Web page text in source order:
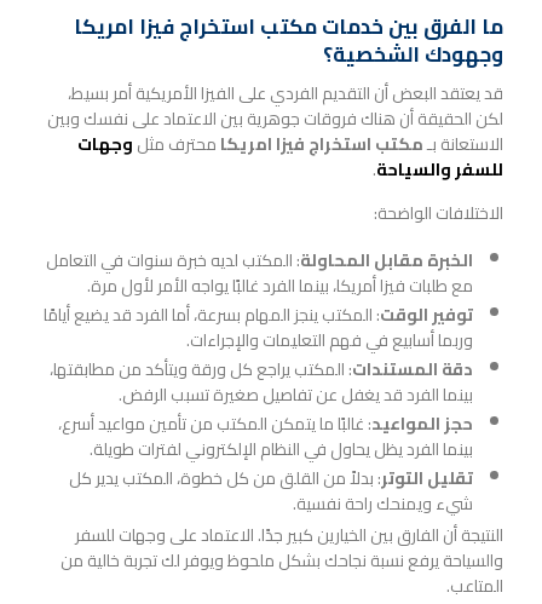
ما الفرق بين خدمات مكتب استخراج فيزا امريكا
وجهودك الشخصية؟
قد يعتقد البعض أن التقديم الفردي على الفيزا الأمريكية أمر بسيط،
لكن الحقيقة أن هناك فروقات جوهرية بين الاعتماد على نفسك وبين
الاستعانة بـمكتب استخراج فيزا امريكامحترف مثلوجهات
للسفر والسياحة.
الاختلافات الواضحة:
الخبرة مقابل المحاولة: المكتب لديه خبرة سنوات في التعامل
مع طلبات فيزا أمريكا، بينما الفرد غالبًا يواجه الأمر لأول مرة.
توفير الوقت: المكتب ينجز المهام بسرعة، أما الفرد قد يضيع أيامًا
وربما أسابيع في فهم التعليمات والإجراءات.
دقة المستندات: المكتب يراجع كل ورقة ويتأكد من مطابقتها،
بينما الفرد قد يغفل عن تفاصيل صغيرة تسبب الرفض.
حجز المواعيد: غالبًا ما يتمكن المكتب من تأمين مواعيد أسرع،
بينما الفرد يظل يحاول في النظام الإلكتروني لفترات طويلة.
تقليل التوتر: بدلاً من القلق من كل خطوة، المكتب يدير كل
شيء ويمنحك راحة نفسية.
النتيجة أن الفارق بين الخيارين كبير جدًا. الاعتماد على وجهات للسفر
والسياحة يرفع نسبة نجاحك بشكل ملحوظ ويوفر لك تجربة خالية من
المتاعب.